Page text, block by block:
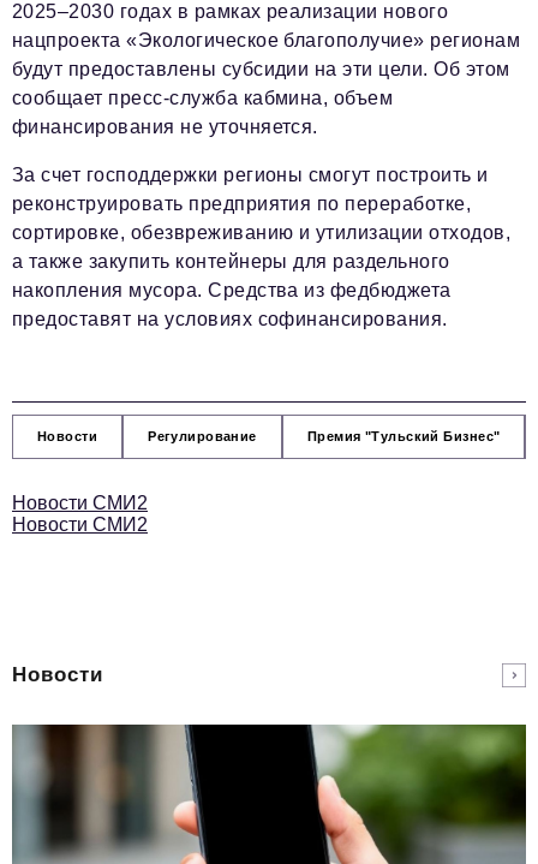
2025–2030 годах в рамках реализации нового
нацпроекта «Экологическое благополучие» регионам
будут предоставлены субсидии на эти цели. Об этом
сообщает пресс-служба кабмина, объем
финансирования не уточняется.
За счет господдержки регионы смогут построить и
реконструировать предприятия по переработке,
сортировке, обезвреживанию и утилизации отходов,
а также закупить контейнеры для раздельного
накопления мусора. Средства из федбюджета
предоставят на условиях софинансирования.
Новости Регулирование Премия "Тульский Бизнес"
Новости СМИ2
Новости СМИ2
Новости